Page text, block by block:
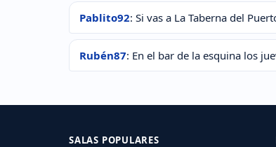
Pablito92: Si vas a La Taberna del
Rubén87: En el bar de la esquina los
SALAS POPULARES